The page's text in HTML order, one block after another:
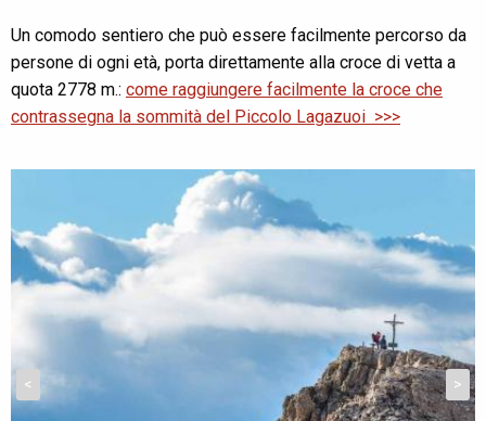
Un comodo sentiero che può essere facilmente percorso da
persone di ogni età, porta direttamente alla croce di vetta a
quota 2778 m.: come raggiungere facilmente la croce che
contrassegna la sommità del Piccolo Lagazuoi >>>
< >